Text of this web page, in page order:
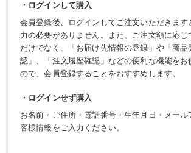
・ログインして購入
会員登録後、ログインしてご注文いただきます
力の必要がありません。また、ご注文額に応じ
だけでなく、「お届け先情報の登録」や「商品
認」、「注文履歴確認」などの便利な機能をお
ので、会員登録することをおすすめします。
・ログインせず購入
お名前・ご住所・電話番号・生年月日・メール
客様情報をご入力ください。